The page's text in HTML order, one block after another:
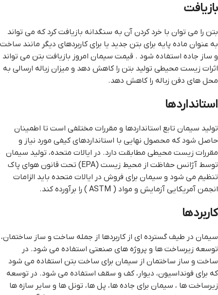
بازیافت
بتن را می توان با خرد کردن آن به سنگدانه بازیافت کرد که می تواند
به عنوان ماده پایه برای بتن جدید یا برای کاربردهای دیگر مانند ساخت
و ساز جاده استفاده شود . قیمت سیمان امروز بازیافت بتن می تواند
اثرات زیست محیطی تولید بتن را کاهش دهد و میزان زباله ارسالی به
محل های دفن زباله را کاهش دهد.
استانداردها
تولید سیمان تابع استانداردها و مقررات مختلفی است تا اطمینان
حاصل شود که محصول نهایی با استانداردهای کیفی مورد نیاز و
مقررات زیست محیطی مطابقت دارد. در ایالات متحده، تولید سیمان
توسط آژانس حفاظت از محیط زیست (EPA) تحت قانون هوای پاک
تنظیم می شود و سیمان برای فروش در ایالات متحده باید الزامات
انجمن آمریکایی آزمایش و مواد ( ASTM ) را برآورده کند.
کاربردها
سیمان در طیف گسترده ای از کاربردها از جمله ساخت و ساز ساختمان،
توسعه زیرساخت ها و پروژه های صنعتی استفاده می شود. در
ساخت و ساز ساختمان از سیمان برای ساخت بتن استفاده می شود
که برای فونداسیون، دیوار، کف و سقف استفاده می شود. در توسعه
زیرساخت ها ، سیمان برای جاده ها، پل ها، تونل ها و سایر سازه ها